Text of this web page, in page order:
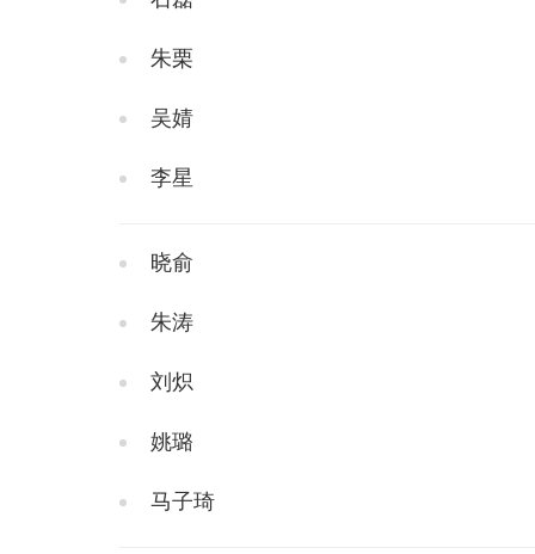
朱栗
吴婧
李星
晓俞
朱涛
刘炽
姚璐
马子琦